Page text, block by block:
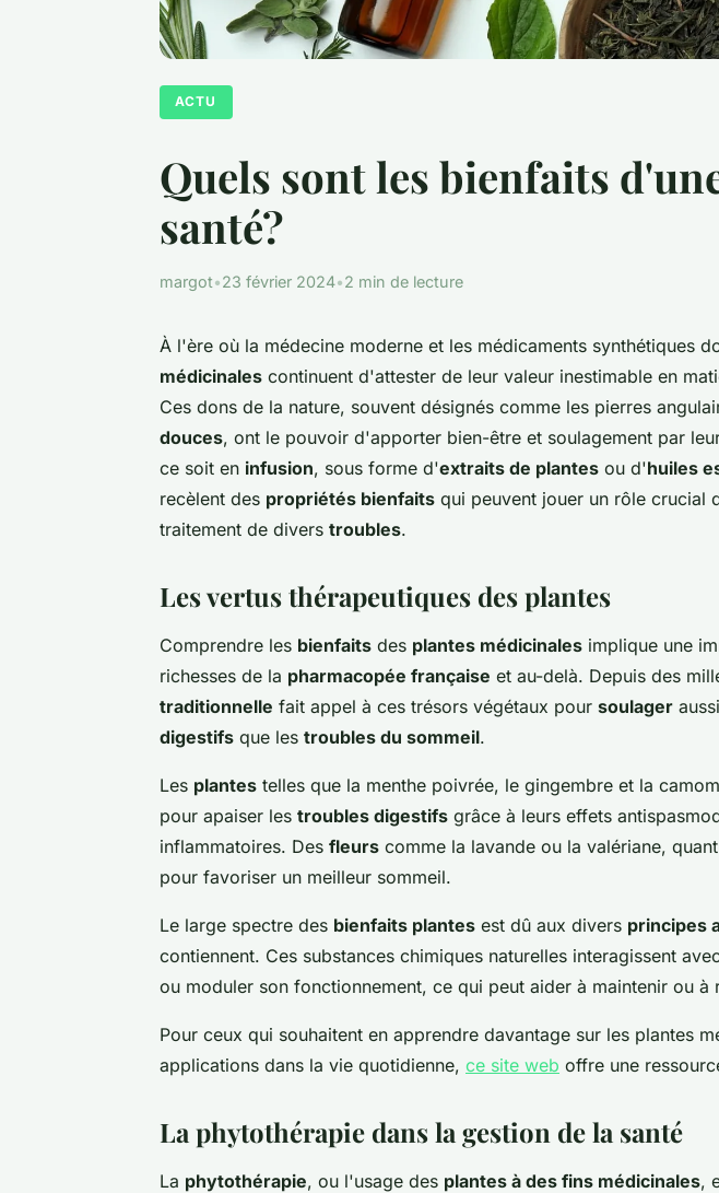
ACTU
Quels sont les bienfaits
santé?
margot•23 février 2024•2 min de lecture
À l'ère où la médecine moderne et les médicaments synthétiques
médicinales continuent d'attester de leur valeur inestimable en
Ces dons de la nature, souvent désignés comme les pierres
douces, ont le pouvoir d'apporter bien-être et soulagement par
ce soit en infusion, sous forme d'extraits de plantes ou d'huiles
recèlent des propriétés bienfaits qui peuvent jouer un rôle crucial
traitement de divers troubles.
Les vertus thérapeutiques des plantes
Comprendre les bienfaits des plantes médicinales implique une
richesses de la pharmacopée française et au-delà. Depuis des
traditionnelle fait appel à ces trésors végétaux pour soulager
digestifs que les troubles du sommeil.
Les plantes telles que la menthe poivrée, le gingembre et la
pour apaiser les troubles digestifs grâce à leurs effets
inflammatoires. Des fleurs comme la lavande ou la valériane,
pour favoriser un meilleur sommeil.
Le large spectre des bienfaits plantes est dû aux divers principes
contiennent. Ces substances chimiques naturelles interagissent
ou moduler son fonctionnement, ce qui peut aider à maintenir ou à
Pour ceux qui souhaitent en apprendre davantage sur les plantes
applications dans la vie quotidienne, ce site web offre une
La phytothérapie dans la gestion de la santé
La phytothérapie, ou l'usage des plantes à des fins médicinales,